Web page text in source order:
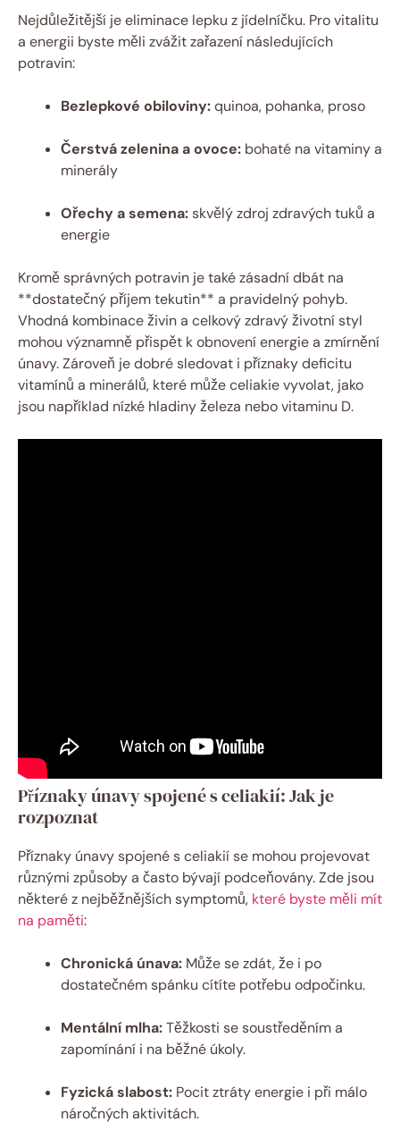
Nejdůležitější je eliminace lepku z jídelníčku. Pro vitalitu
a energii byste měli zvážit zařazení následujících
potravin:
Bezlepkové obiloviny:quinoa, pohanka, proso
Čerstvá zelenina a ovoce: bohaté na vitaminy a
minerály
Ořechy a semena:skvělý zdroj zdravých tuků a
energie
Kromě správných potravin je také zásadní dbát na
**dostatečný příjem tekutin** a pravidelný pohyb.
Vhodná kombinace živin a celkový zdravý životní styl
mohou významně přispět k obnovení energie a zmírnění
únavy. Zároveň je dobré sledovat i příznaky deficitu
vitamínů a minerálů, které může celiakie vyvolat, jako
jsou například nízké hladiny železa nebo vitaminu D.
Příznaky únavy spojené s celiakií: Jak je
rozpoznat
Příznaky únavy spojené s celiakií se mohou projevovat
různými způsoby a často bývají podceňovány. Zde jsou
některé z nejběžnějších symptomů, které byste měli mít
na paměti:
Chronická únava: Může se zdát, že i po
dostatečném spánku cítíte potřebu odpočinku.
Mentální mlha:Těžkosti se soustředěním a
zapomínání i na běžné úkoly.
Fyzická slabost: Pocit ztráty energie i při málo
náročných aktivitách.